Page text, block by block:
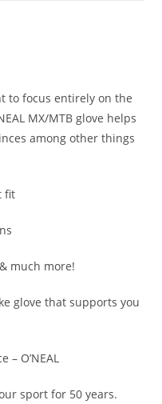
to focus entirely on the
MX/MTB glove helps
among other things
fit
much more!
glove that supports you
O’NEAL
sport for 50 years.